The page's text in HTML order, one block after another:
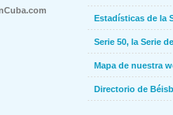
Estadísticas de la
Serie 50, la Serie
Mapa de nuestra
Directorio de